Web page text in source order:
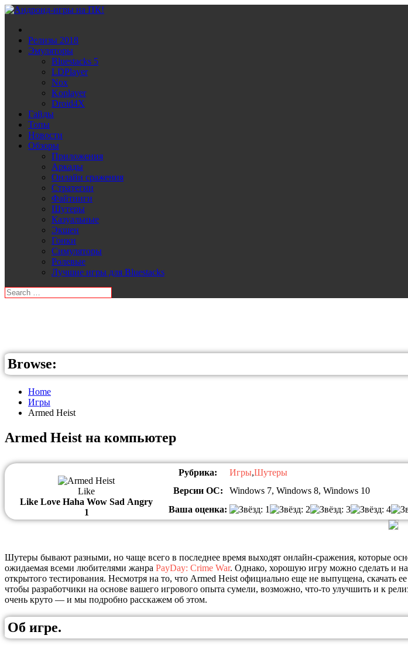
Релизы 2018
Эмуляторы
Bluestacks 5
LDPlayer
Noх
Koplayer
Droid4X
Гайды
Топы
Новости
Обзоры
Приложения
Аркады
Онлайн сражения
Стратегии
Файтинги
Шутеры
Казуальные
Экшен
Гонки
Симуляторы
Ролевые
Лучшие игры для Bluestacks
Browse:
Home
Игры
Armed Heist
Armed Heist на компьютер
Like
Like Love Haha Wow Sad Angry
1
Рубрика: Игры,Шутеры
Версии ОС:
Windows 7, Windows 8, Windows 10
Ваша оценка:
Шутеры бывают разными, но чаще всего в последнее время выходят онлайн-сражения, которые
ожидаемая всеми любителями жанра PayDay: Crime War. Однако, хорошую игру можно сделать и
открытого тестирования. Несмотря на то, что Armed Heist официально еще не выпущена,
чтобы разработчики на основе вашего игрового опыта сумели, возможно, что-то улучшить и к
очень круто — и мы подробно расскажем об этом.
Об игре.